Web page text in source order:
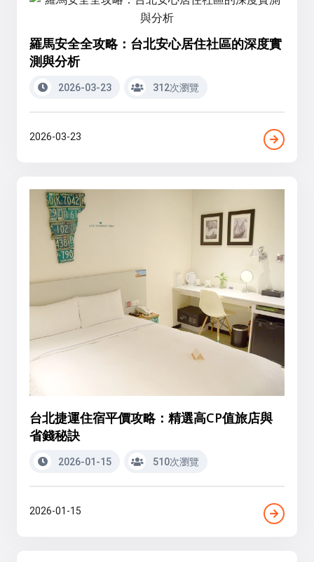
羅馬安全全攻略：台北安心居住社區的深度實
測與分析
2026-03-23 312次瀏覽
2026-03-23
台北捷運住宿平價攻略：精選高CP值旅店與
省錢秘訣
2026-01-15 510次瀏覽
2026-01-15